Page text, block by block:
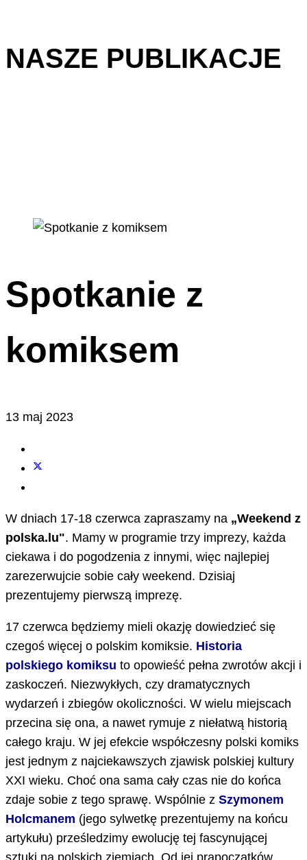
NASZE PUBLIKACJE
Spotkanie z
komiksem
13 maj 2023
W dniach 17-18 czerwca zapraszamy na „Weekend z
polska.lu". Mamy w programie trzy imprezy, każda
ciekawa i do pogodzenia z innymi, więc najlepiej
zarezerwujcie sobie cały weekend. Dzisiaj
prezentujemy pierwszą imprezę.
17 czerwca będziemy mieli okazję dowiedzieć się
czegoś więcej o polskim komiksie. Historia
polskiego komiksu to opowieść pełna zwrotów akcji i
zaskoczeń. Niezwykłych, czy dramatycznych
wydarzeń i zbiegów okoliczności. W wielu miejscach
przecina się ona, a nawet rymuje z niełatwą historią
całego kraju. W jej efekcie współczesny polski komiks
jest jednym z najciekawszych zjawisk polskiej kultury
XXI wieku. Choć ona sama cały czas nie do końca
zdaje sobie z tego sprawę. Wspólnie z Szymonem
Holcmanem (jego sylwetkę prezentujemy na końcu
artykułu) prześledzimy ewolucję tej fascynującej
sztuki na polskich ziemiach. Od jej prapoczątków,